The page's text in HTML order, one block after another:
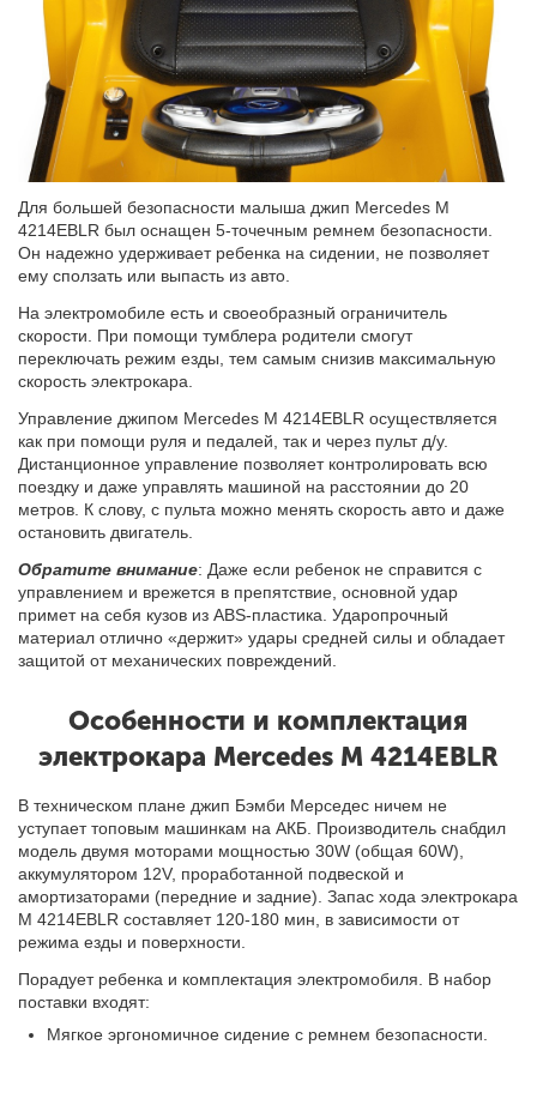
Для большей безопасности малыша джип Mercedes M
4214EBLR был оснащен 5-точечным ремнем безопасности.
Он надежно удерживает ребенка на сидении, не позволяет
ему сползать или выпасть из авто.
На электромобиле есть и своеобразный ограничитель
скорости. При помощи тумблера родители смогут
переключать режим езды, тем самым снизив максимальную
скорость электрокара.
Управление джипом Mercedes M 4214EBLR осуществляется
как при помощи руля и педалей, так и через пульт д/у.
Дистанционное управление позволяет контролировать всю
поездку и даже управлять машиной на расстоянии до 20
метров. К слову, с пульта можно менять скорость авто и даже
остановить двигатель.
Обратите внимание: Даже если ребенок не справится с
управлением и врежется в препятствие, основной удар
примет на себя кузов из ABS-пластика. Ударопрочный
материал отлично «держит» удары средней силы и обладает
защитой от механических повреждений.
Особенности и комплектация
электрокара Mercedes M 4214EBLR
В техническом плане джип Бэмби Мерседес ничем не
уступает топовым машинкам на АКБ. Производитель снабдил
модель двумя моторами мощностью 30W (общая 60W),
аккумулятором 12V, проработанной подвеской и
амортизаторами (передние и задние). Запас хода электрокара
M 4214EBLR составляет 120-180 мин, в зависимости от
режима езды и поверхности.
Порадует ребенка и комплектация электромобиля. В набор
поставки входят:
Мягкое эргономичное сидение с ремнем безопасности.